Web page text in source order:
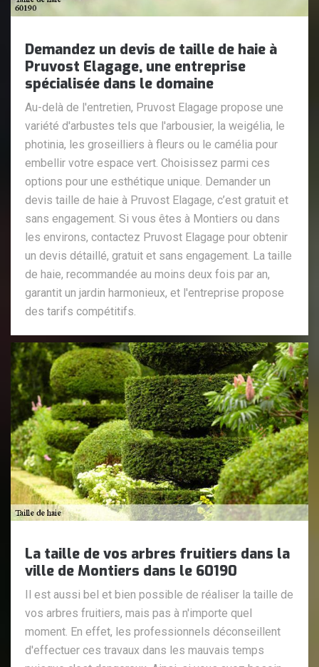
Demandez un devis de taille de haie à
Pruvost Elagage, une entreprise
spécialisée dans le domaine
Au-delà de l'entretien, Pruvost Elagage propose une
variété d'arbustes tels que l'arbousier, la weigélia, le
photinia, les groseilliers à fleurs ou le camélia pour
embellir votre espace vert. Choisissez parmi ces
options pour une esthétique unique. Demander un
devis taille de haie à Pruvost Elagage, c’est gratuit et
sans engagement. Si vous êtes à Montiers ou dans
les environs, contactez Pruvost Elagage pour obtenir
un devis détaillé, gratuit et sans engagement. La taille
de haie, recommandée au moins deux fois par an,
garantit un jardin harmonieux, et l'entreprise propose
des tarifs compétitifs.
La taille de vos arbres fruitiers dans la
ville de Montiers dans le 60190
Il est aussi bel et bien possible de réaliser la taille de
vos arbres fruitiers, mais pas à n'importe quel
moment. En effet, les professionnels déconseillent
d'effectuer ces travaux dans les mauvais temps